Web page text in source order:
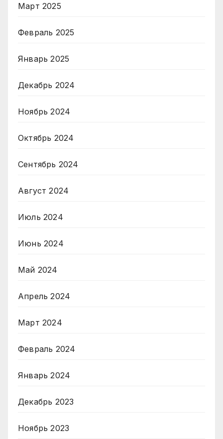
Март 2025
Февраль 2025
Январь 2025
Декабрь 2024
Ноябрь 2024
Октябрь 2024
Сентябрь 2024
Август 2024
Июль 2024
Июнь 2024
Май 2024
Апрель 2024
Март 2024
Февраль 2024
Январь 2024
Декабрь 2023
Ноябрь 2023